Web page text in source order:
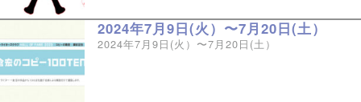
2024年7月9日(火）〜7月20日(土）
2024年7月9日(火）〜7月20日(土）